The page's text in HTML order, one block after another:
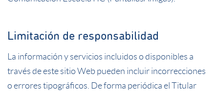
Limitación de responsabilidad
La información y servicios incluidos o disponibles a
través de este sitio Web pueden incluir incorrecciones
o errores tipográficos. De forma periódica el Titular